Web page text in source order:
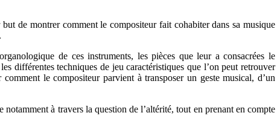
de montrer comment le compositeur fait cohabiter dans sa musique
de ces instruments, les pièces que leur a consacrées le
différentes techniques de jeu caractéristiques que l’on peut retrouver
le compositeur parvient à transposer un geste musical, d’un
à travers la question de l’altérité, tout en prenant en compte